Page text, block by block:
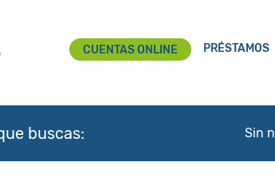
CUENTAS ONLINE PRÉSTAMOS
buscas: Sin